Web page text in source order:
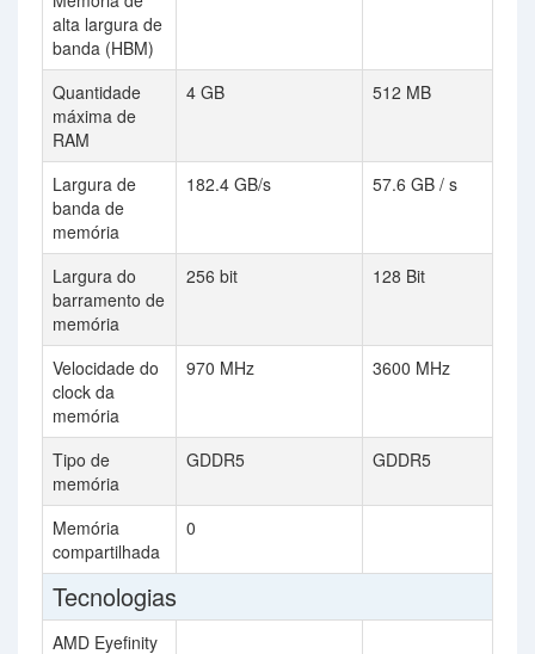
alta largura de
banda (HBM)
Quantidade
máxima de
RAM
4 GB 512 MB
Largura de
banda de
memória
182.4 GB/s 57.6 GB / s
Largura do
barramento de
memória
256 bit 128 Bit
Velocidade do
clock da
memória
970 MHz 3600 MHz
Tipo de
memória
GDDR5 GDDR5
Memória
compartilhada
0
Tecnologias
AMD Eyefinity